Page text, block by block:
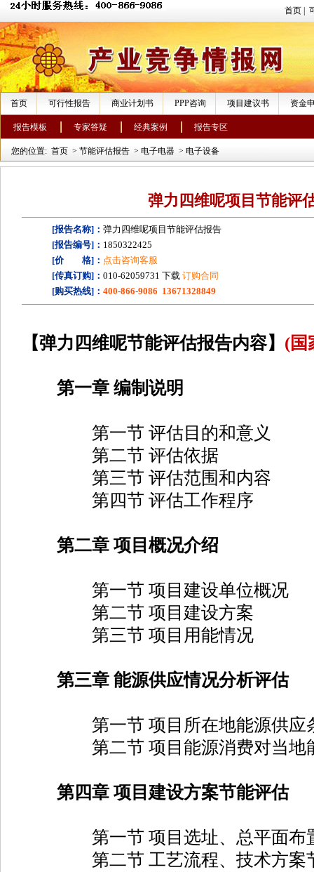
首页
首页 可行性报告 商业计划书 PPP咨询 项目建议书 资金
报告模板 专家答疑 经典案例 报告专区
您的位置: 首页 > 节能评估报告 > 电子电器 > 电子设备
弹力四维呢项目节能评
[报告名称]： 弹力四维呢项目节能评估报告
[报告编号]： 1850322425
[价 格]： 点击咨询客服
[传真订购]： 010-62059731 下载 订购合同
[购买热线]： 400-866-9086 13671328849
【弹力四维呢节能评估报告内容】 (国
第一章 编制说明
第一节 评估目的和意义
第二节 评估依据
第三节 评估范围和内容
第四节 评估工作程序
第二章 项目概况介绍
第一节 项目建设单位概况
第二节 项目建设方案
第三节 项目用能情况
第三章 能源供应情况分析评估
第一节 项目所在地能源供应条
第二节 项目能源消费对当地能
第四章 项目建设方案节能评估
第一节 项目选址、总平面布
第二节 工艺流程、技术方案